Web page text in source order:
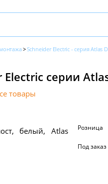
Schneider Electric - серия Atlas
серии
товары
белый, Atlas
Розница
Под заказ